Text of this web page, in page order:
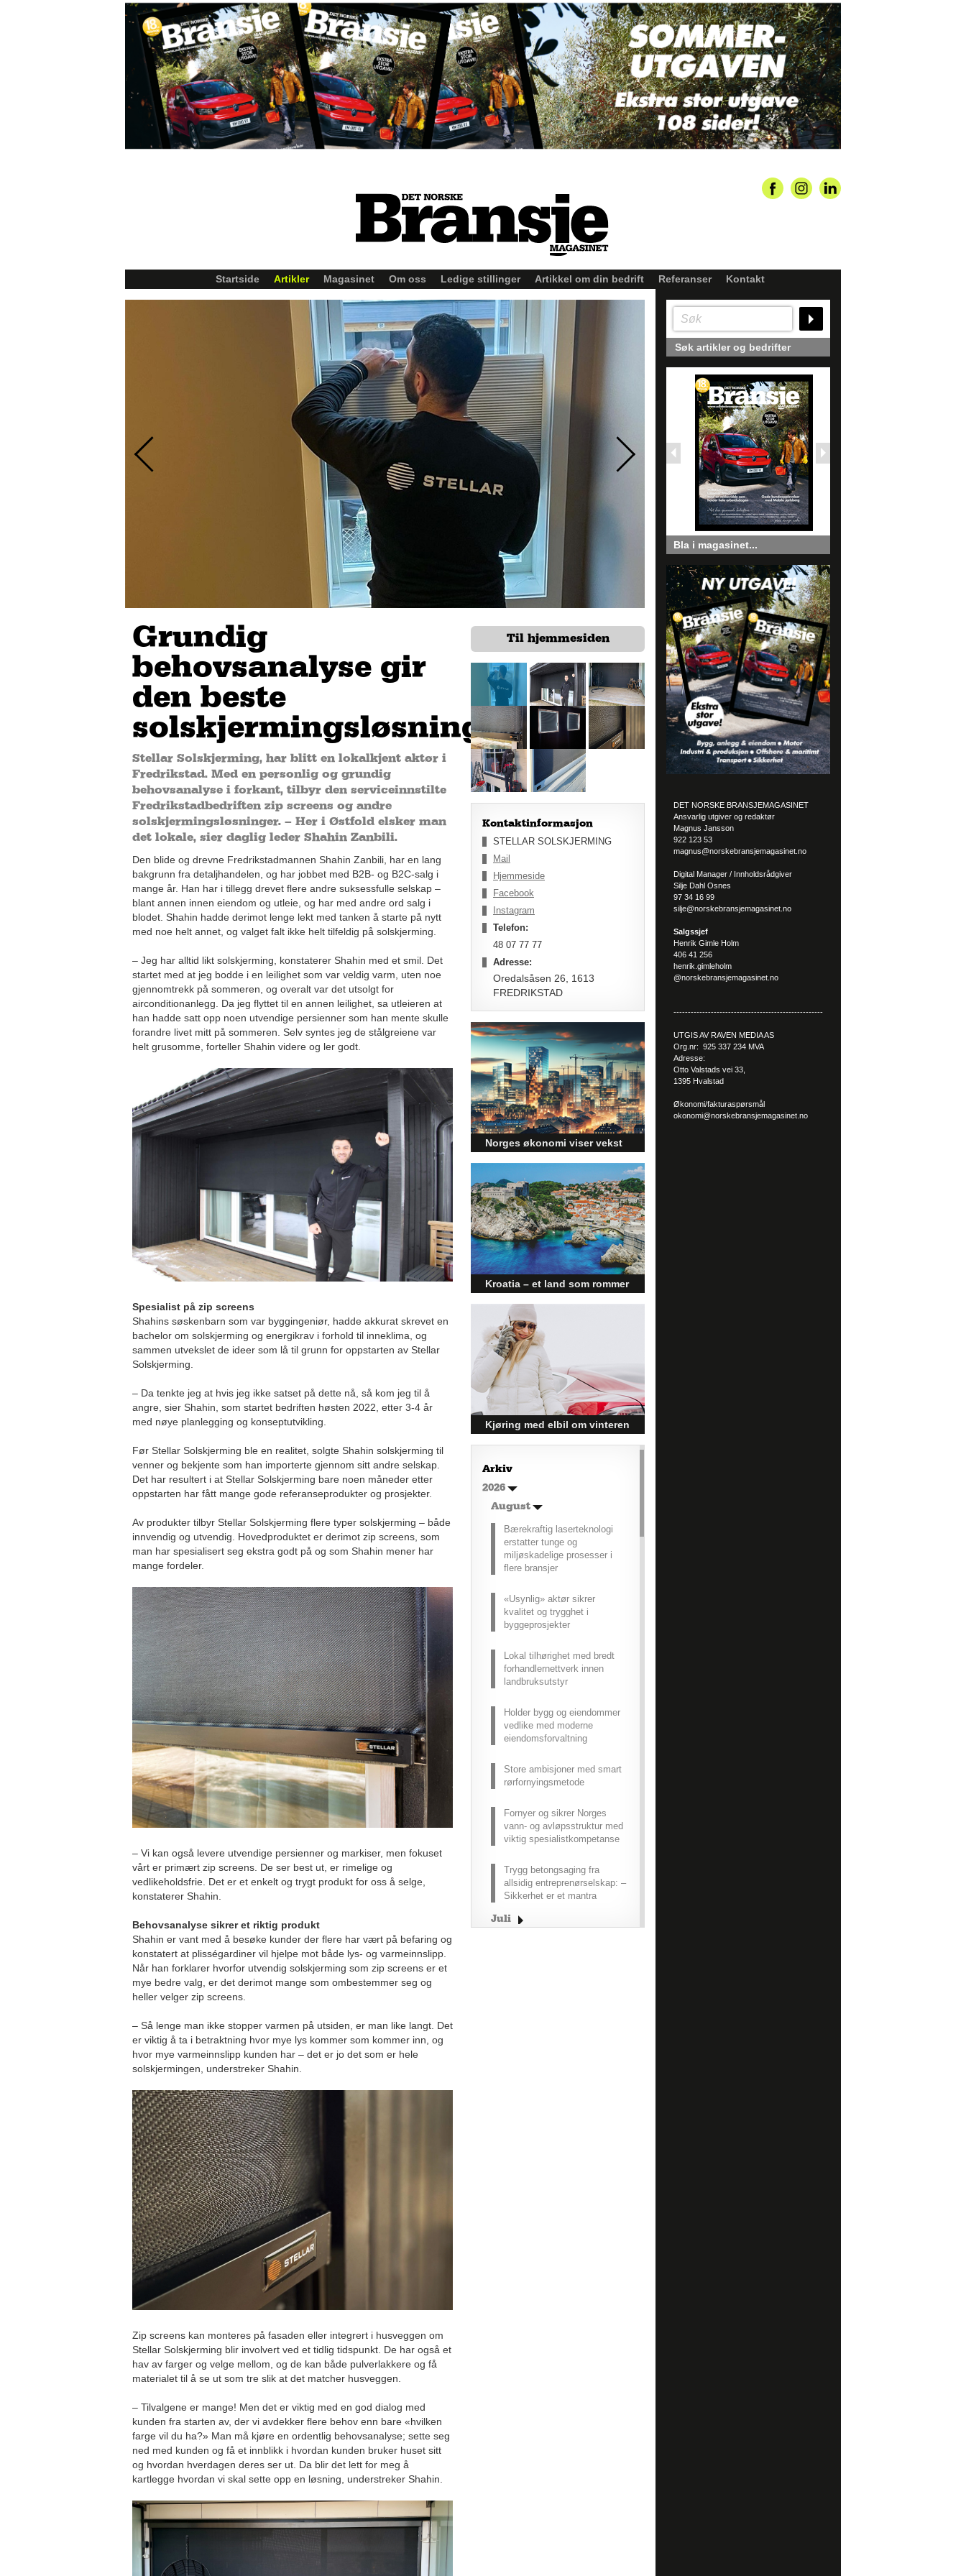
Startside Artikler Magasinet Om oss Ledige stillinger Artikkel om din bedrift Referanser Kontakt
Grundig
behovsanalyse gir
den beste
solskjermingsløsningen
Stellar Solskjerming, har blitt en lokalkjent aktør i
Fredrikstad. Med en personlig og grundig
behovsanalyse i forkant, tilbyr den serviceinnstilte
Fredrikstadbedriften zip screens og andre
solskjermingsløsninger. – Her i Østfold elsker man
det lokale, sier daglig leder Shahin Zanbili.
Den blide og drevne Fredrikstadmannen Shahin Zanbili, har en lang
bakgrunn fra detaljhandelen, og har jobbet med B2B- og B2C-salg i
mange år. Han har i tillegg drevet flere andre suksessfulle selskap –
blant annen innen eiendom og utleie, og har med andre ord salg i
blodet. Shahin hadde derimot lenge lekt med tanken å starte på nytt
med noe helt annet, og valget falt ikke helt tilfeldig på solskjerming.
– Jeg har alltid likt solskjerming, konstaterer Shahin med et smil. Det
startet med at jeg bodde i en leilighet som var veldig varm, uten noe
gjennomtrekk på sommeren, og overalt var det utsolgt for
airconditionanlegg. Da jeg flyttet til en annen leilighet, sa utleieren at
han hadde satt opp noen utvendige persienner som han mente skulle
forandre livet mitt på sommeren. Selv syntes jeg de stålgreiene var
helt grusomme, forteller Shahin videre og ler godt.
Spesialist på zip screens
Shahins søskenbarn som var byggingeniør, hadde akkurat skrevet en
bachelor om solskjerming og energikrav i forhold til inneklima, og
sammen utvekslet de ideer som lå til grunn for oppstarten av Stellar
Solskjerming.
– Da tenkte jeg at hvis jeg ikke satset på dette nå, så kom jeg til å
angre, sier Shahin, som startet bedriften høsten 2022, etter 3-4 år
med nøye planlegging og konseptutvikling.
Før Stellar Solskjerming ble en realitet, solgte Shahin solskjerming til
venner og bekjente som han importerte gjennom sitt andre selskap.
Det har resultert i at Stellar Solskjerming bare noen måneder etter
oppstarten har fått mange gode referanseprodukter og prosjekter.
Av produkter tilbyr Stellar Solskjerming flere typer solskjerming – både
innvendig og utvendig. Hovedproduktet er derimot zip screens, som
man har spesialisert seg ekstra godt på og som Shahin mener har
mange fordeler.
– Vi kan også levere utvendige persienner og markiser, men fokuset
vårt er primært zip screens. De ser best ut, er rimelige og
vedlikeholdsfrie. Det er et enkelt og trygt produkt for oss å selge,
konstaterer Shahin.
Behovsanalyse sikrer et riktig produkt
Shahin er vant med å besøke kunder der flere har vært på befaring og
konstatert at plisségardiner vil hjelpe mot både lys- og varmeinnslipp.
Når han forklarer hvorfor utvendig solskjerming som zip screens er et
mye bedre valg, er det derimot mange som ombestemmer seg og
heller velger zip screens.
– Så lenge man ikke stopper varmen på utsiden, er man like langt. Det
er viktig å ta i betraktning hvor mye lys kommer som kommer inn, og
hvor mye varmeinnslipp kunden har – det er jo det som er hele
solskjermingen, understreker Shahin.
Zip screens kan monteres på fasaden eller integrert i husveggen om
Stellar Solskjerming blir involvert ved et tidlig tidspunkt. De har også et
hav av farger og velge mellom, og de kan både pulverlakkere og få
materialet til å se ut som tre slik at det matcher husveggen.
– Tilvalgene er mange! Men det er viktig med en god dialog med
kunden fra starten av, der vi avdekker flere behov enn bare «hvilken
farge vil du ha?» Man må kjøre en ordentlig behovsanalyse; sette seg
ned med kunden og få et innblikk i hvordan kunden bruker huset sitt
og hvordan hverdagen deres ser ut. Da blir det lett for meg å
kartlegge hvordan vi skal sette opp en løsning, understreker Shahin.
Til hjemmesiden
Kontaktinformasjon
STELLAR SOLSKJERMING
Mail
Hjemmeside
Facebook
Instagram
Telefon:
48 07 77 77
Adresse:
Oredalsåsen 26, 1613
FREDRIKSTAD
Norges økonomi viser vekst
og påvirker byggebransjen
Den norske økonomien har vist
jevn vekst de siste tre kvartalene,
noe som skaper optimisme på
tvers av ulike sektorer.
Byggebransjen er spesielt godt
posisjonert til å dra nytte av denne
økonomiske oppgangen.
Kroatia – et land som rommer
mer enn kysten
Kroatia forbindes ofte med sol,
bading og klart hav, men landet
har langt flere sider enn det
førsteinntrykket mange sitter igjen
med.
Kjøring med elbil om vinteren
– hvordan få bedre
rekkevidde?
Elbiler (EV) representerer
fremtiden for transport, men deres
effektivitet under utfordrende
utfordring.
Arkiv
2026
August
Bærekraftig laserteknologi
erstatter tunge og
miljøskadelige prosesser i
flere bransjer
«Usynlig» aktør sikrer
kvalitet og trygghet i
byggeprosjekter
Lokal tilhørighet med bredt
forhandlernettverk innen
landbruksutstyr
Holder bygg og eiendommer
vedlike med moderne
eiendomsforvaltning
Store ambisjoner med smart
rørfornyingsmetode
Fornyer og sikrer Norges
vann- og avløpsstruktur med
viktig spesialistkompetanse
Trygg betongsaging fra
allsidig entreprenørselskap: –
Sikkerhet er et mantra
Juli
Søk artikler og bedrifter
Bla i magasinet...
DET NORSKE BRANSJEMAGASINET
Ansvarlig utgiver og redaktør
Magnus Jansson
922 123 53
magnus@norskebransjemagasinet.no
Digital Manager / Innholdsrådgiver
Silje Dahl Osnes
97 34 16 99
silje@norskebransjemagasinet.no
Salgssjef
Henrik Gimle Holm
406 41 256
henrik.gimleholm
@norskebransjemagasinet.no
----------------------------------------------------
UTGIS AV RAVEN MEDIA AS
Org.nr: 925 337 234 MVA
Adresse:
Otto Valstads vei 33,
1395 Hvalstad
Økonomi/fakturaspørsmål
okonomi@norskebransjemagasinet.no